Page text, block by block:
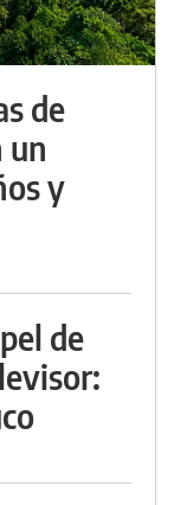
de
un
y
de